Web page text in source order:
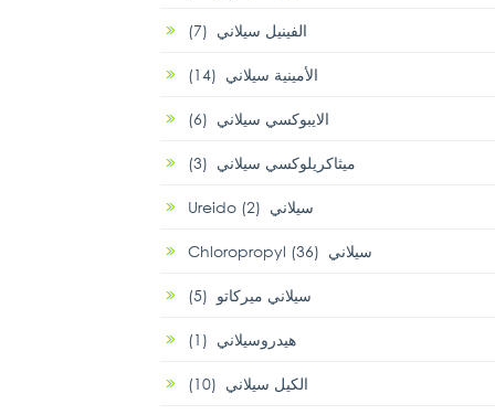
الفينيل سيلاني (7)
الأمينية سيلاني (14)
الايبوكسي سيلاني (6)
ميثاكريلوكسي سيلاني (3)
Ureido سيلاني (2)
Chloropropyl سيلاني (36)
سيلاني ميركاتو (5)
هيدروسيلاني (1)
الكيل سيلاني (10)